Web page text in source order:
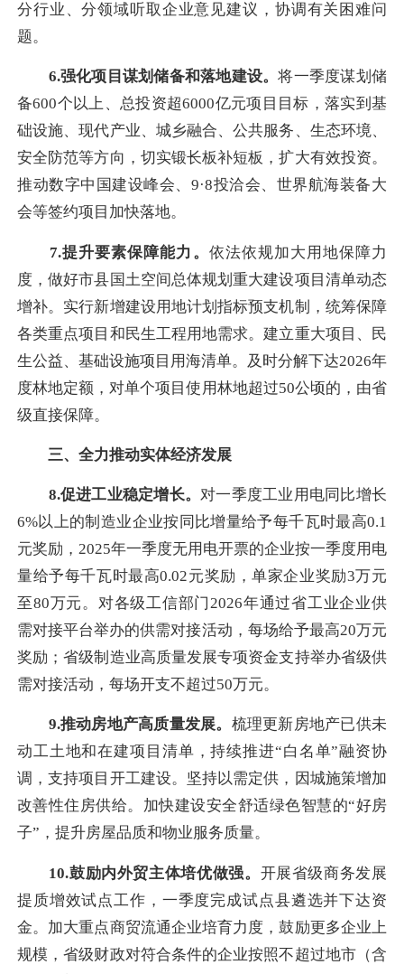
分行业、分领域听取企业意见建议，协调有关困难问
题。
6.强化项目谋划储备和落地建设。将一季度谋划储
备600个以上、总投资超6000亿元项目目标，落实到基
础设施、现代产业、城乡融合、公共服务、生态环境、
安全防范等方向，切实锻长板补短板，扩大有效投资。
推动数字中国建设峰会、9·8投洽会、世界航海装备大
会等签约项目加快落地。
7.提升要素保障能力。 依法依规加大用地保障力
度，做好市县国土空间总体规划重大建设项目清单动态
增补。实行新增建设用地计划指标预支机制，统筹保障
各类重点项目和民生工程用地需求。建立重大项目、民
生公益、基础设施项目用海清单。及时分解下达2026年
度林地定额，对单个项目使用林地超过50公顷的，由省
级直接保障。
三、全力推动实体经济发展
8.促进工业稳定增长。对一季度工业用电同比增长
6%以上的制造业企业按同比增量给予每千瓦时最高0.1
元奖励，2025年一季度无用电开票的企业按一季度用电
量给予每千瓦时最高0.02元奖励，单家企业奖励3万元
至80万元。对各级工信部门2026年通过省工业企业供
需对接平台举办的供需对接活动，每场给予最高20万元
奖励；省级制造业高质量发展专项资金支持举办省级供
需对接活动，每场开支不超过50万元。
9.推动房地产高质量发展。 梳理更新房地产已供未
动工土地和在建项目清单，持续推进“白名单”融资协
调，支持项目开工建设。坚持以需定供，因城施策增加
改善性住房供给。加快建设安全舒适绿色智慧的“好房
子”，提升房屋品质和物业服务质量。
10.鼓励内外贸主体培优做强。 开展省级商务发展
提质增效试点工作，一季度完成试点县遴选并下达资
金。加大重点商贸流通企业培育力度，鼓励更多企业上
规模，省级财政对符合条件的企业按照不超过地市（含